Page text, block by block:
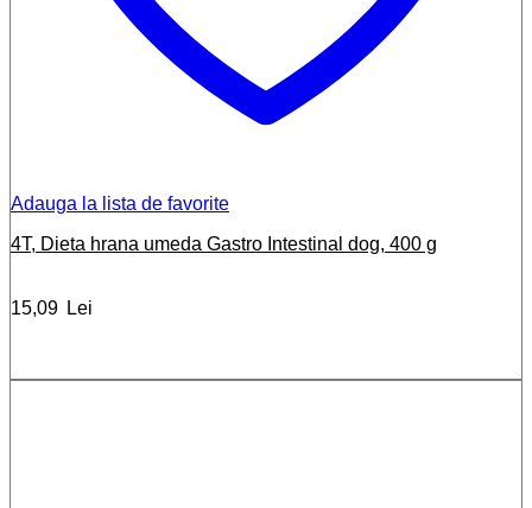
Adauga la lista de favorite
4T, Dieta hrana umeda Gastro Intestinal dog, 400 g
15,09 Lei